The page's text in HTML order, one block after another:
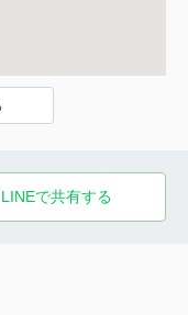
LINEで共有する